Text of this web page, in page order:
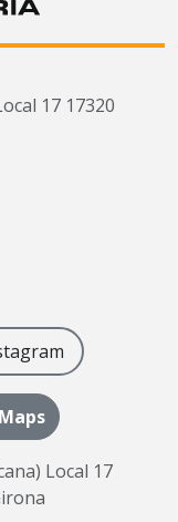
17 17320
Local 17